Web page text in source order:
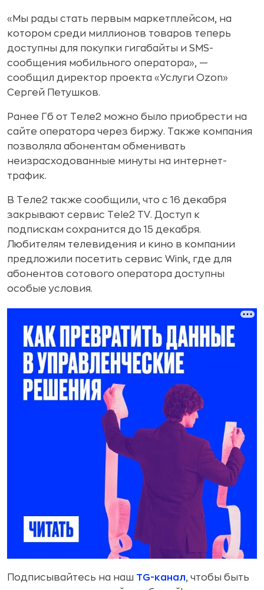
«Мы рады стать первым маркетплейсом, на
котором среди миллионов товаров теперь
доступны для покупки гигабайты и SMS-
сообщения мобильного оператора», —
сообщил директор проекта «Услуги Ozon»
Сергей Петушков.
Ранее Гб от Теле2 можно было приобрести на
сайте оператора через биржу. Также компания
позволяла абонентам обменивать
неизрасходованные минуты на интернет-
трафик.
В Теле2 также сообщили, что с 16 декабря
закрывают сервис Tele2 TV. Доступ к
подпискам сохранится до 15 декабря.
Любителям телевидения и кино в компании
предложили посетить сервис Wink, где для
абонентов сотового оператора доступны
особые условия.
Подписывайтесь на наш TG-канал, чтобы быть